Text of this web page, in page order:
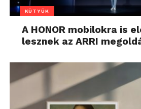
KÜTYÜK
A HONOR mobilokra is
lesznek az ARRI